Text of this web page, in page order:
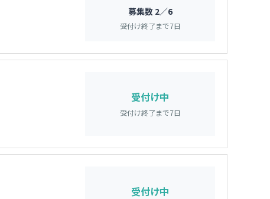
募集数 2／6
受付け終了まで7日
受付け中
受付け終了まで7日
受付け中